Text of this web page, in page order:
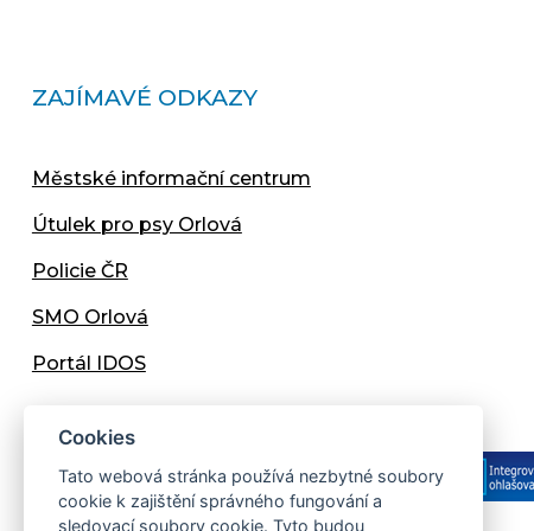
ZAJÍMAVÉ ODKAZY
Městské informační centrum
Útulek pro psy Orlová
Policie ČR
SMO Orlová
Portál IDOS
Cookies
Tato webová stránka používá nezbytné soubory
cookie k zajištění správného fungování a
sledovací soubory cookie. Tyto budou